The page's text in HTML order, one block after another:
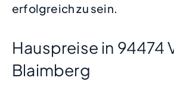
erfolgreich zu sein.
Hauspreise in 94474
Blaimberg